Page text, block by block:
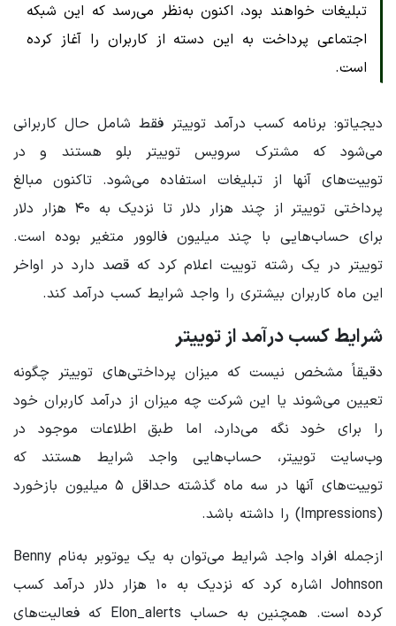
تبلیغات خواهند بود، اکنون به‌نظر می‌رسد که این شبکه
اجتماعی پرداخت به این دسته از کاربران را آغاز کرده
است.
دیجیاتو: برنامه کسب درآمد توییتر فقط شامل حال کاربرانی
می‌شود که مشترک سرویس توییتر بلو هستند و در
توییت‌های آنها از تبلیغات استفاده می‌شود. تاکنون مبالغ
پرداختی توییتر از چند هزار دلار تا نزدیک به ۴۰ هزار دلار
برای حساب‌هایی با چند میلیون فالوور متغیر بوده است.
توییتر در یک رشته توییت اعلام کرد که قصد دارد در اواخر
این ماه کاربران بیشتری را واجد شرایط کسب درآمد کند.
شرایط کسب درآمد از توییتر
دقیقاً مشخص نیست که میزان پرداختی‌های توییتر چگونه
تعیین می‌شوند یا این شرکت چه میزان از درآمد کاربران خود
را برای خود نگه می‌دارد، اما طبق اطلاعات موجود در
وب‌سایت توییتر، حساب‌هایی واجد شرایط هستند که
توییت‌های آنها در سه ماه گذشته حداقل ۵ میلیون بازخورد
(Impressions) را داشته باشد.
ازجمله افراد واجد شرایط می‌توان به یک یوتوبر به‌نام Benny
Johnson اشاره کرد که نزدیک به ۱۰ هزار دلار درآمد کسب
کرده است. همچنین به حساب Elon_alerts که فعالیت‌های